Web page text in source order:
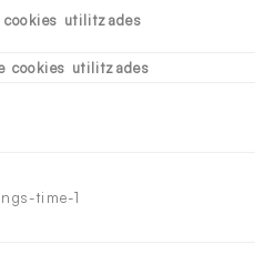
utilitzades
cookies utilitzades
time-1